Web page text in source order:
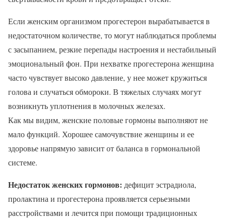
Если женским организмом прогестерон вырабатывается в
недостаточном количестве, то могут наблюдаться проблемы
с засыпанием, резкие перепады настроения и нестабильный
эмоциональный фон. При нехватке прогестерона женщина
часто чувствует высоко давление, у нее может кружиться
голова и случаться обмороки. В тяжелых случаях могут
возникнуть уплотнения в молочных железах.
Как мы видим, женские половые гормоны выполняют не
мало функций. Хорошее самочувствие женщины и ее
здоровье напрямую зависит от баланса в гормональной
системе.
Недостаток женских гормонов: дефицит эстрадиола,
пролактина и прогестерона проявляется серьезными
расстройствами и лечится при помощи традиционных